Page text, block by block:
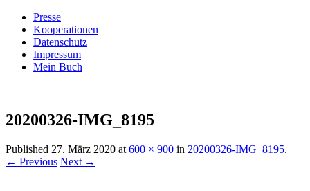
Presse
Kooperationen
Datenschutz
Impressum
Mein Buch
Villa König
20200326-IMG_8195
Published 27. März 2020 at 600 × 900 in 20200326-IMG_8195.
← Previous Next →